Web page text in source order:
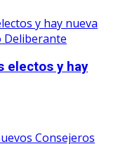
electos y hay